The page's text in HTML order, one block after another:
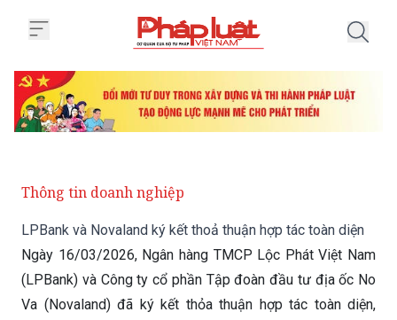
Thông tin doanh nghiệp
LPBank và Novaland ký kết thoả thuận hợp tác toàn diện
Ngày 16/03/2026, Ngân hàng TMCP Lộc Phát Việt Nam
(LPBank) và Công ty cổ phần Tập đoàn đầu tư địa ốc No
Va (Novaland) đã ký kết thỏa thuận hợp tác toàn diện,